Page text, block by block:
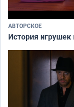
АВТОРСКОЕ
История игрушек